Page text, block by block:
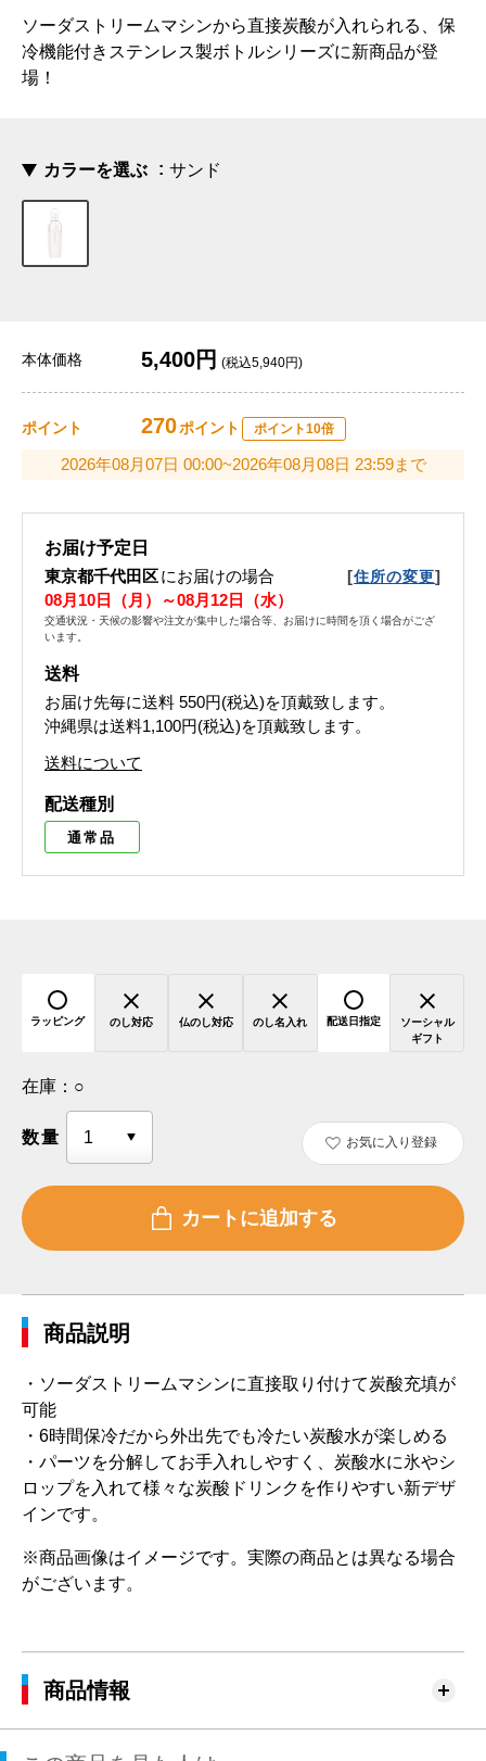
ソーダストリームマシンから直接炭酸が入れられる、保
冷機能付きステンレス製ボトルシリーズに新商品が登
場！
カラーを選ぶ サンド
本体価格 5,400円 (税込5,940円)
ポイント 270ポイント ポイント10倍
2026年08月07日 00:00~2026年08月08日 23:59まで
お届け予定日
東京都千代田区にお届けの場合 [住所の変更]
08月10日（月）～08月12日（水）
交通状況・天候の影響や注文が集中した場合等、お届けに時間を頂く場合がござ
います。
送料
お届け先毎に送料 550円(税込)を頂戴致します。
沖縄県は送料1,100円(税込)を頂戴致します。
送料について
配送種別
通常品
ラッピング のし対応 仏のし対応 のし名入れ 配送日指定
ソーシャル
ギフト
在庫： ○
数量 お気に入り登録
商品説明
・ソーダストリームマシンに直接取り付けて炭酸充填が
可能
・6時間保冷だから外出先でも冷たい炭酸水が楽しめる
・パーツを分解してお手入れしやすく、炭酸水に氷やシ
ロップを入れて様々な炭酸ドリンクを作りやすい新デザ
インです。
※商品画像はイメージです。実際の商品とは異なる場合
がございます。
商品情報